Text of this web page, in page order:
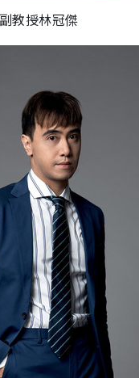
教授林冠傑